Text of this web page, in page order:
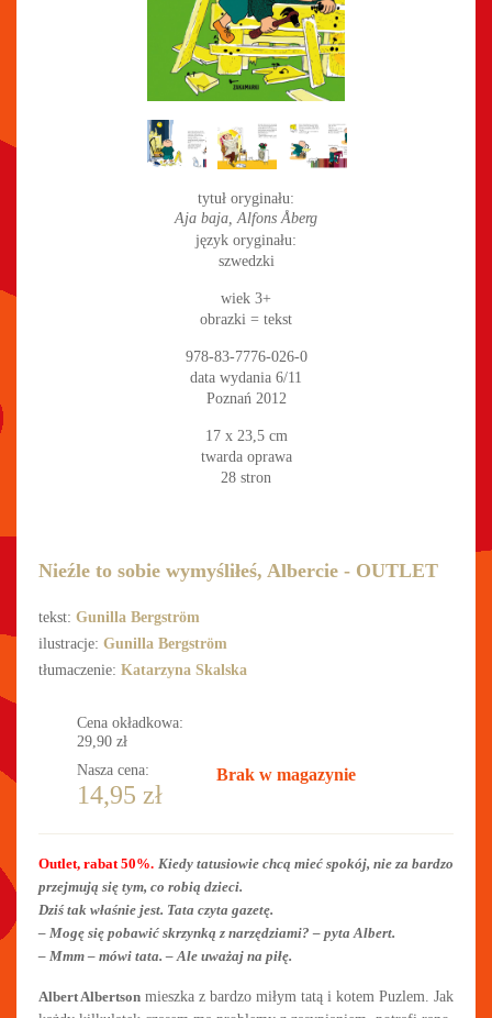
tytuł oryginału:
Aja baja, Alfons Åberg
język oryginału:
szwedzki
wiek 3+
obrazki = tekst
978-83-7776-026-0
data wydania 6/11
Poznań 2012
17 x 23,5 cm
twarda oprawa
28 stron
Nieźle to sobie wymyśliłeś, Albercie - OUTLET
tekst: Gunilla Bergström
ilustracje: Gunilla Bergström
tłumaczenie: Katarzyna Skalska
Cena okładkowa:
29,90 zł
Nasza cena:
14,95 zł
Brak w magazynie
Outlet, rabat 50%. Kiedy tatusiowie chcą mieć spokój, nie za bardzo
przejmują się tym, co robią dzieci.
Dziś tak właśnie jest. Tata czyta gazetę.
– Mogę się pobawić skrzynką z narzędziami? – pyta Albert.
– Mmm – mówi tata. – Ale uważaj na piłę.
Albert Albertson mieszka z bardzo miłym tatą i kotem Puzlem. Jak